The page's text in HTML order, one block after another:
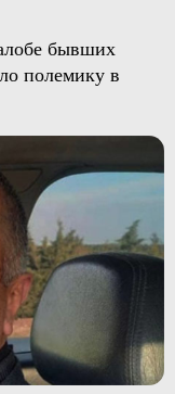
бывших
полемику в